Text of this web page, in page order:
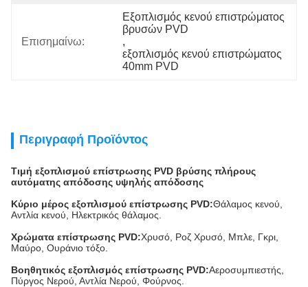
Επισημαίνω:
Εξοπλισμός κενού επιστρώματος
βρυσών PVD
,
εξοπλισμός κενού επιστρώματος
40mm PVD
Περιγραφή Προϊόντος
Τιμή εξοπλισμού επίστρωσης PVD βρύσης πλήρους
αυτόματης απόδοσης υψηλής απόδοσης
Κύριο μέρος εξοπλισμού επίστρωσης PVD:Θάλαμος κενού,
Αντλία κενού, Ηλεκτρικός θάλαμος.
Χρώματα επίστρωσης PVD:Χρυσό, Ροζ Χρυσό, Μπλε, Γκρι,
Μαύρο, Ουράνιο τόξο.
Βοηθητικός εξοπλισμός επίστρωσης PVD:Αεροσυμπιεστής,
Πύργος Νερού, Αντλία Νερού, Φούρνος.